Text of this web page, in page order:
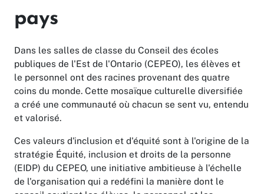
pays
Dans les salles de classe du Conseil des écoles
publiques de l'Est de l'Ontario (CEPEO), les élèves et
le personnel ont des racines provenant des quatre
coins du monde. Cette mosaïque culturelle diversifiée
a créé une communauté où chacun se sent vu, entendu
et valorisé.
Ces valeurs d'inclusion et d'équité sont à l'origine de la
stratégie Équité, inclusion et droits de la personne
(EIDP) du CEPEO, une initiative ambitieuse à l'échelle
de l'organisation qui a redéfini la manière dont le